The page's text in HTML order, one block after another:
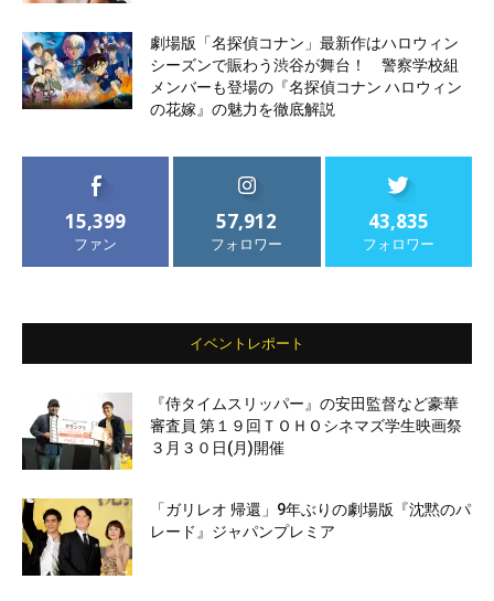
劇場版「名探偵コナン」最新作はハロウィン
シーズンで賑わう渋谷が舞台！ 警察学校組
メンバーも登場の『名探偵コナン ハロウィン
の花嫁』の魅力を徹底解説
15,399
ファン
57,912
フォロワー
43,835
フォロワー
イベントレポート
『侍タイムスリッパー』の安田監督など豪華
審査員 第１９回ＴＯＨＯシネマズ学生映画祭
３月３０日(月)開催
「ガリレオ 帰還」9年ぶりの劇場版『沈黙のパ
レード』ジャパンプレミア